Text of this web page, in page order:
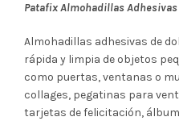
Patafix Almohadillas
Almohadillas adhesivas de
rápida y limpia de objetos
como puertas, ventanas o
collages, pegatinas para
tarjetas de felicitación,